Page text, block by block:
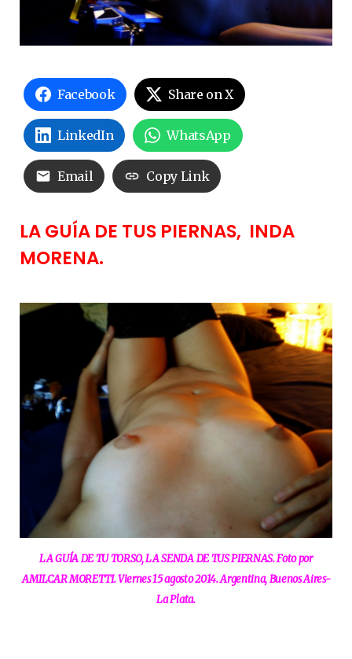
Facebook Share on X
LinkedIn WhatsApp
Email Copy Link
LA GUÍA DE TUS PIERNAS, INDA
MORENA.
LA GUÍA DE TU TORSO, LA SENDA DE TUS PIERNAS. Foto por
AMILCAR MORETTI. Viernes 15 agosto 2014. Argentina, Buenos Aires-
La Plata.